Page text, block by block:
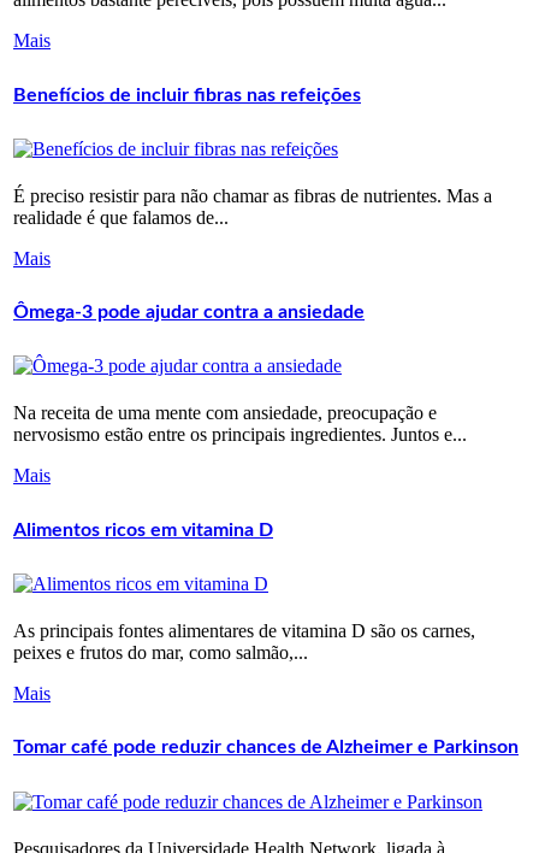
Mais
Benefícios de incluir fibras nas refeições
É preciso resistir para não chamar as fibras de nutrientes. Mas a
realidade é que falamos de...
Mais
Ômega-3 pode ajudar contra a ansiedade
Na receita de uma mente com ansiedade, preocupação e
nervosismo estão entre os principais ingredientes. Juntos e...
Mais
Alimentos ricos em vitamina D
As principais fontes alimentares de vitamina D são os carnes,
peixes e frutos do mar, como salmão,...
Mais
Tomar café pode reduzir chances de Alzheimer e Parkinson
Pesquisadores da Universidade Health Network, ligada à